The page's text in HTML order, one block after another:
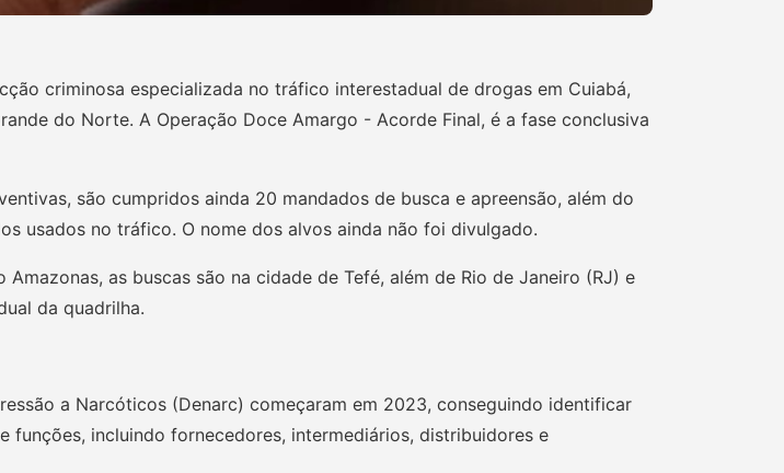
criminosa especializada no tráfico interestadual de drogas em Cuiabá,
do Norte. A Operação Doce Amargo - Acorde Final, é a fase conclusiva
são cumpridos ainda 20 mandados de busca e apreensão, além do
usados no tráfico. O nome dos alvos ainda não foi divulgado.
as buscas são na cidade de Tefé, além de Rio de Janeiro (RJ) e
da quadrilha.
a Narcóticos (Denarc) começaram em 2023, conseguindo identificar
incluindo fornecedores, intermediários, distribuidores e